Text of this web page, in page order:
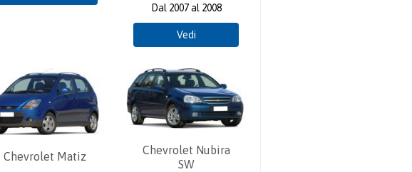
Dal 2007 al 2008
Vedi
Chevrolet Matiz
Chevrolet Nubira
SW